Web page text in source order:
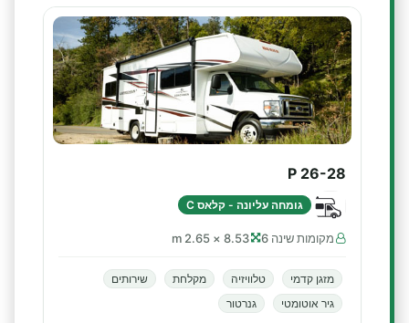
P 26-28
גומחה עליונה - קלאס C
מקומות שינה 6 8.53 × 2.65 m
מזגן קדמי טלוויזיה מקלחת
שירותים
גיר אוטומטי
גנרטור